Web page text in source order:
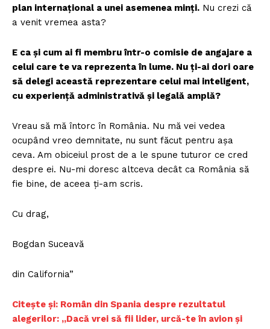
plan internațional a unei asemenea minți. Nu crezi că
a venit vremea asta?
E ca și cum ai fi membru într-o comisie de angajare a
celui care te va reprezenta în lume. Nu ți-ai dori oare
să delegi această reprezentare celui mai inteligent,
cu experiență administrativă și legală amplă?
Vreau să mă întorc în România. Nu mă vei vedea
ocupând vreo demnitate, nu sunt făcut pentru așa
ceva. Am obiceiul prost de a le spune tuturor ce cred
despre ei. Nu-mi doresc altceva decât ca România să
fie bine, de aceea ți-am scris.
Cu drag,
Bogdan Suceavă
din California”
Citește și: Român din Spania despre rezultatul
alegerilor: „Dacă vrei să fii lider, urcă-te în avion și